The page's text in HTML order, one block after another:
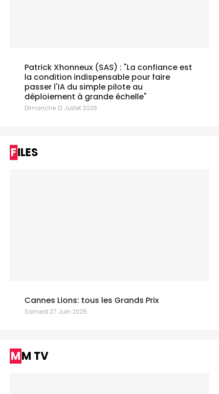
Patrick Xhonneux (SAS) : "La confiance est
la condition indispensable pour faire
passer l'IA du simple pilote au
déploiement à grande échelle"
Dimanche 12 Juillet 2026
FILES
Cannes Lions: tous les Grands Prix
Samedi 27 Juin 2026
MM TV